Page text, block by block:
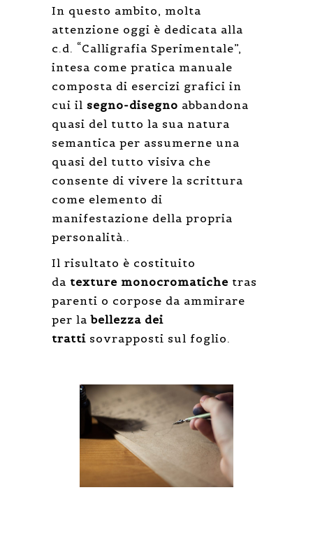
In questo ambito, molta
attenzione oggi è dedicata alla
c.d. “Calligrafia Sperimentale”,
intesa come pratica manuale
composta di esercizi grafici in
cui il segno-disegno abbandona
quasi del tutto la sua natura
semantica per assumerne una
quasi del tutto visiva che
consente di vivere la scrittura
come elemento di
manifestazione della propria
personalità..
Il risultato è costituito
da texture monocromatiche tras
parenti o corpose da ammirare
per labellezza dei
tratti sovrapposti sul foglio.